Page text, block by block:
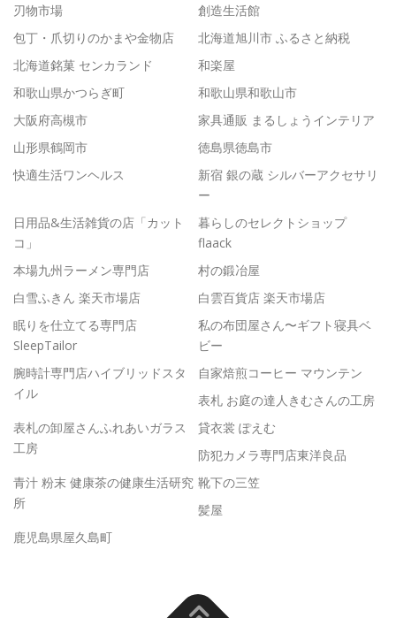
刃物市場
創造生活館
包丁・爪切りのかまや金物店
北海道旭川市 ふるさと納税
北海道銘菓 センカランド
和楽屋
和歌山県かつらぎ町
和歌山県和歌山市
大阪府高槻市
家具通販 まるしょうインテリア
山形県鶴岡市
徳島県徳島市
快適生活ワンヘルス
新宿 銀の蔵 シルバーアクセサリ
ー
日用品&生活雑貨の店「カット
コ」
暮らしのセレクトショップ
flaack
本場九州ラーメン専門店
村の鍛冶屋
白雪ふきん 楽天市場店
白雲百貨店 楽天市場店
眠りを仕立てる専門店
SleepTailor
私の布団屋さん〜ギフト寝具ベ
ビー
腕時計専門店ハイブリッドスタ
イル
自家焙煎コーヒー マウンテン
表札 お庭の達人きむさんの工房
表札の卸屋さんふれあいガラス
工房
貸衣裳 ぽえむ
防犯カメラ専門店東洋良品
青汁 粉末 健康茶の健康生活研究
所
靴下の三笠
髪屋
鹿児島県屋久島町